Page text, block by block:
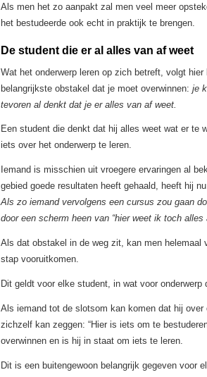
Als men het zo aanpakt zal men veel meer
het bestudeerde ook echt in praktijk te brengen.
De student die er al alles van af weet
Wat het onderwerp leren op zich betreft, volgt
belangrijkste obstakel dat je moet overwinnen: je
tevoren al denkt dat je er alles van af weet.
Een student die denkt dat hij alles weet wat er te
iets over het onderwerp te leren.
Iemand is misschien uit vroegere ervaringen al
gebied goede resultaten heeft gehaald, heeft hij
Als zo iemand vervolgens een cursus zou gaan
door een scherm heen van “hier weet ik toch alles
Als dat obstakel in de weg zit, kan men
stap vooruitkomen.
Dit geldt voor elke student, in wat voor onderwerp
Als iemand tot de slotsom kan komen dat hij
zichzelf kan zeggen: “Hier is iets om te
overwinnen en is hij in staat om iets te leren.
Dit is een buitengewoon belangrijk gegeven voor